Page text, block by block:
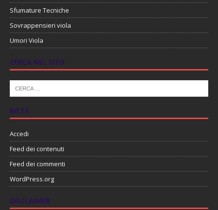
Sfumature Tecniche
Sovrappensieri viola
Umori Viola
CERCA NEL SITO
META
Accedi
Feed dei contenuti
Feed dei commenti
WordPress.org
DISCLAIMER